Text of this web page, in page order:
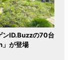
ンID.Buzzの70台
が登場